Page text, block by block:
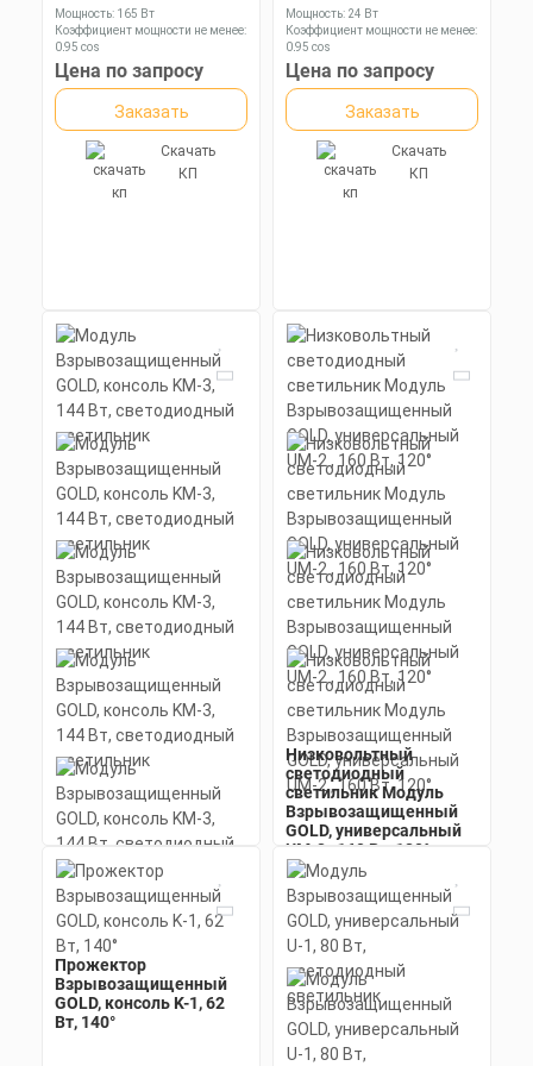
Мощность: 165 Вт
Коэффициент мощности не менее:
0,95 cos
Материал корпуса:
Экструдированный
алюминиевый профиль
(анодированный), вторичная
оптика из акрила (ПММА) с
силиконовой прокладкой.
Цена по запросу
Заказать
Скачать
КП
Мощность: 24 Вт
Коэффициент мощности не менее:
0,95 cos
Материал корпуса:
Экструдированный
алюминиевый профиль
(анодированный), рассеиватель
поликарбонат.
Цена по запросу
Заказать
Скачать
КП
Модуль
Взрывозащищенный
GOLD, консоль KM-3,
144 Вт, светодиодный
Низковольтный
светодиодный
светильник Модуль
Взрывозащищенный
GOLD, универсальный
UM-2 , 160 Вт, 120°
Мощность: 160 Вт
Коэффициент мощности не менее:
0,95 cos
Материал корпуса:
Экструдированный
алюминиевый профиль
(анодированный), рассеиватель
поликарбонат.
Цена по запросу
Заказать
Скачать
КП
Прожектор
Взрывозащищенный
GOLD, консоль K-1, 62
Вт, 140°